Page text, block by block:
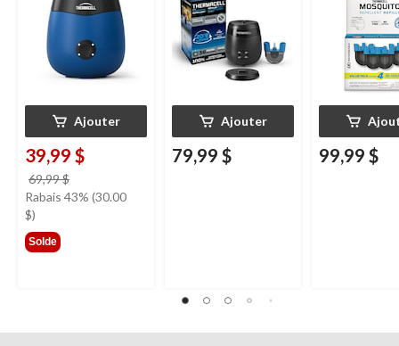
Ajouter
39,99 $
69,99 $
était
Rabais 43% (30.00
$)
Solde
Ajouter
79,99 $ 99,99 $